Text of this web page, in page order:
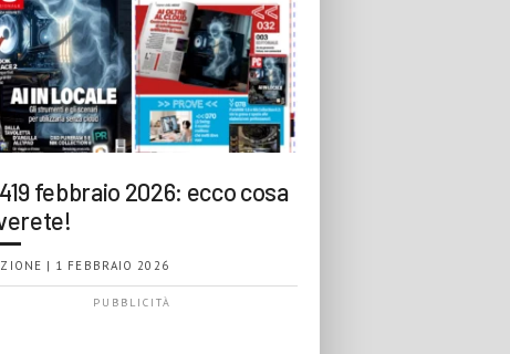
febbraio 2026: ecco cosa
| 1 FEBBRAIO 2026